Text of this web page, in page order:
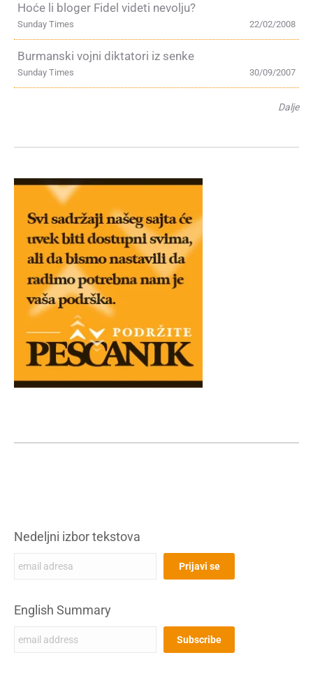
Hoće li bloger Fidel videti nevolju?
22/02/2008
Sunday Times
Burmanski vojni diktatori iz senke
30/09/2007
Sunday Times
Dalje
Nedeljni izbor tekstova
English Summary